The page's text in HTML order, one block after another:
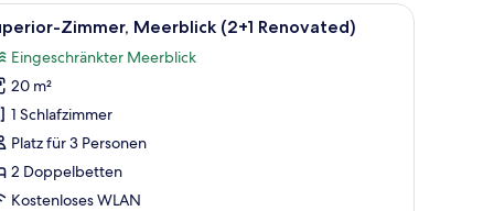
und Meerblick vom Balkon.Ein Hotelzimmer mit Bett, Nachttisch,
2 Zimmer, Meerblick (2+1 Renovated)
Eingeschränkter Meerblick
20 m²
1 Schlafzimmer
Platz für 3 Personen
2 Doppelbetten
Kostenloses WLAN